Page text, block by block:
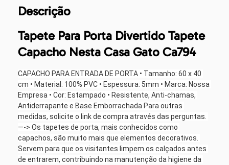
Descrição
Tapete Para Porta Divertido Tapete
Capacho Nesta Casa Gato Ca794
CAPACHO PARA ENTRADA DE PORTA • Tamanho: 60 x 40
cm • Material: 100% PVC • Espessura: 5mm • Marca: Nossa
Empresa • Cor: Estampado • Resistente, Anti-chamas,
Antiderrapante e Base Emborrachada Para outras
medidas, solicite o link de compra através das perguntas.
—-> Os tapetes de porta, mais conhecidos como
capachos, são muito mais que elementos decorativos.
Servem para que os visitantes limpem os calçados antes
de entrarem, contribuindo na manutenção da higiene da